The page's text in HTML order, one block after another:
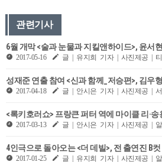
관련기사
6월 개막 <술과 눈물과 지킬앤하이드>, 윤서
2017-05-16 글 | 유지희 기자 | 사진제공 | 티
성재준 연출 참여 <신과 함께_저승편>, 김우
2017-04-18 글 | 안시은 기자 | 사진제공 |
<록키호러쇼> 프랑큰 퍼터 역에 마이클 리·
2017-03-13 글 | 안시은 기자 | 사진제공 |
4인극으로 돌아오는 <더 데빌>, 전 출연진 B
2017-01-25 글 | 유지희 기자 | 사진제공 |